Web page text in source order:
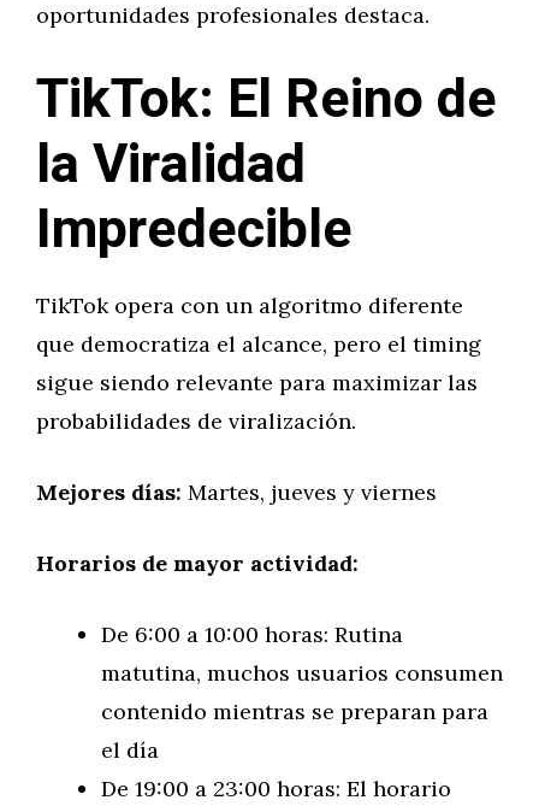
oportunidades profesionales destaca.
TikTok: El Reino de
la Viralidad
Impredecible
TikTok opera con un algoritmo diferente
que democratiza el alcance, pero el timing
sigue siendo relevante para maximizar las
probabilidades de viralización.
Mejores días: Martes, jueves y viernes
Horarios de mayor actividad:
De 6:00 a 10:00 horas: Rutina
matutina, muchos usuarios consumen
contenido mientras se preparan para
el día
De 19:00 a 23:00 horas: El horario